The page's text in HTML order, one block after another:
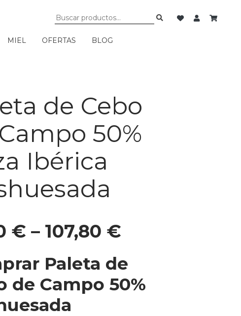
MIEL OFERTAS BLOG
de Cebo
50%
Ibérica
€ – 107,80 €
Paleta de
de Campo 50%